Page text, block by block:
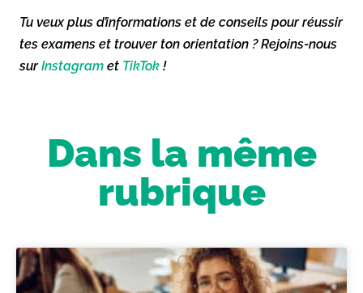
Tu veux plus d’informations et de conseils pour réussir
tes examens et trouver ton orientation ? Rejoins-nous
surInstagram et TikTok !
Dans la même
rubrique